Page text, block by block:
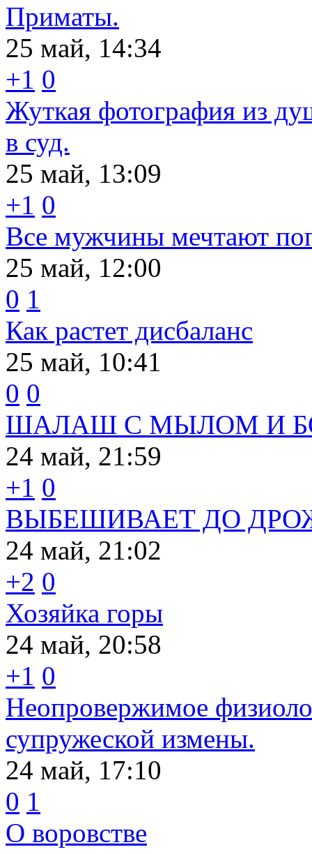
Приматы.
25 май, 14:34
+1 0
Жуткая фотография из
в суд.
25 май, 13:09
+1 0
Все мужчины мечтают
25 май, 12:00
0 1
Как растет дисбаланс
25 май, 10:41
0 0
ШАЛАШ С МЫЛОМ И
24 май, 21:59
+1 0
ВЫБЕШИВАЕТ ДО
24 май, 21:02
+2 0
Хозяйка горы
24 май, 20:58
+1 0
Неопровержимое
супружеской измены.
24 май, 17:10
0 1
О воровстве